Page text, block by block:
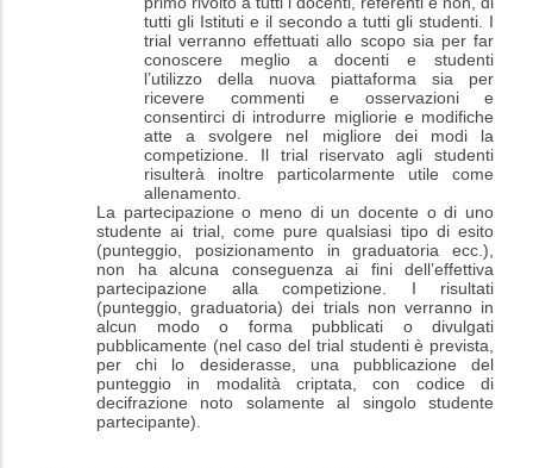
tutti gli Istituti e il secondo a tutti gli studenti. I
trial verranno effettuati allo scopo sia per far
conoscere meglio a docenti e studenti
l’utilizzo della nuova piattaforma sia per
ricevere commenti e osservazioni e
consentirci di introdurre migliorie e modifiche
atte a svolgere nel migliore dei modi la
competizione. Il trial riservato agli studenti
risulterà inoltre particolarmente utile come
allenamento.
La partecipazione o meno di un docente o di uno
studente ai trial, come pure qualsiasi tipo di esito
(punteggio, posizionamento in graduatoria ecc.),
non ha alcuna conseguenza ai fini dell’effettiva
partecipazione alla competizione. I risultati
(punteggio, graduatoria) dei trials non verranno in
alcun modo o forma pubblicati o divulgati
pubblicamente (nel caso del trial studenti è prevista,
per chi lo desiderasse, una pubblicazione del
punteggio in modalità criptata, con codice di
decifrazione noto solamente al singolo studente
partecipante).